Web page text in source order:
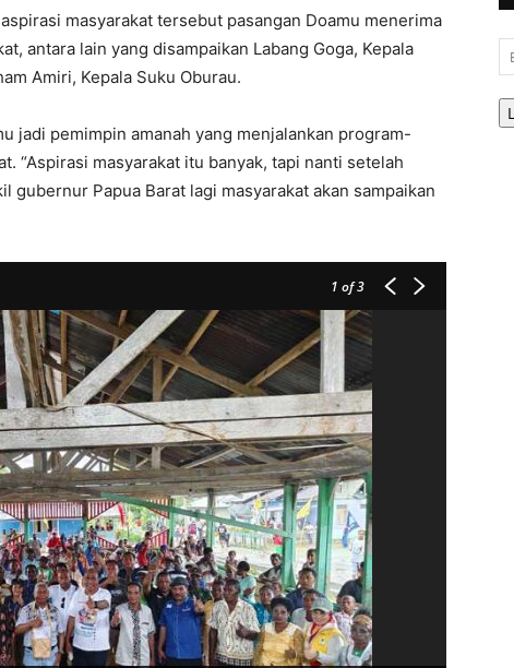
masyarakat tersebut pasangan Doamu menerima
antara lain yang disampaikan Labang Goga, Kepala
Amiri, Kepala Suku Oburau.
jadi pemimpin amanah yang menjalankan program-
“Aspirasi masyarakat itu banyak, tapi nanti setelah
gubernur Papua Barat lagi masyarakat akan sampaikan
1 of 3